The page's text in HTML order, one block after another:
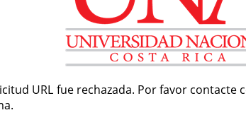
URL fue rechazada. Por favor contacte